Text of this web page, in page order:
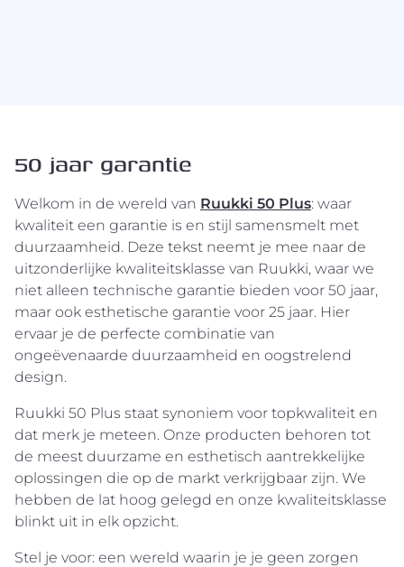
50 jaar garantie
Welkom in de wereld van Ruukki 50 Plus: waar
kwaliteit een garantie is en stijl samensmelt met
duurzaamheid. Deze tekst neemt je mee naar de
uitzonderlijke kwaliteitsklasse van Ruukki, waar we
niet alleen technische garantie bieden voor 50 jaar,
maar ook esthetische garantie voor 25 jaar. Hier
ervaar je de perfecte combinatie van
ongeëvenaarde duurzaamheid en oogstrelend
design.
Ruukki 50 Plus staat synoniem voor topkwaliteit en
dat merk je meteen. Onze producten behoren tot
de meest duurzame en esthetisch aantrekkelijke
oplossingen die op de markt verkrijgbaar zijn. We
hebben de lat hoog gelegd en onze kwaliteitsklasse
blinkt uit in elk opzicht.
Stel je voor: een wereld waarin je je geen zorgen